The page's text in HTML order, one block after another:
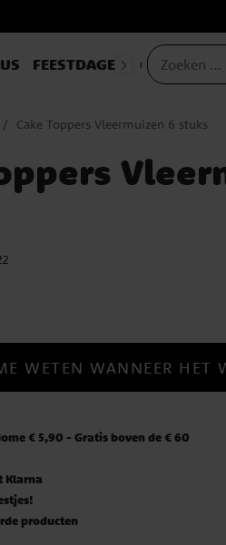
FEESTDAGEN CARNAVAL
Cake Toppers Vleermuizen 6 stuks
WETEN WANNEER HET
€ 5,90 - Gratis boven de € 60
Klarna
producten